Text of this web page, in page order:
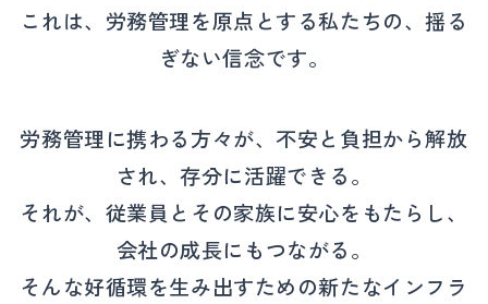
これは、労務管理を原点とする私たちの、揺る
ぎない信念です。
労務管理に携わる方々が、不安と負担から解放
され、存分に活躍できる。
それが、従業員とその家族に安心をもたらし、
会社の成長にもつながる。
そんな好循環を生み出すための新たなインフラ